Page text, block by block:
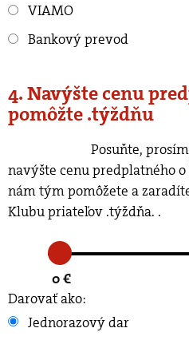
VIAMO
Bankový prevod
4. Navýšte cenu
pomôžte .týždňu
navýšte cenu predplatného
nám tým pomôžete a
Klubu priateľov .týždňa. .
0 €
Darovať ako:
Jednorazový dar